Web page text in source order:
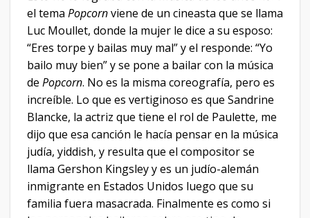
el tema Popcornviene de un cineasta que se llama
Luc Moullet, donde la mujer le dice a su esposo:
“Eres torpe y bailas muy mal” y el responde: “Yo
bailo muy bien” y se pone a bailar con la música
de Popcorn. No es la misma coreografía, pero es
increíble. Lo que es vertiginoso es que Sandrine
Blancke, la actriz que tiene el rol de Paulette, me
dijo que esa canción le hacía pensar en la música
judía, yiddish, y resulta que el compositor se
llama Gershon Kingsley y es un judío-alemán
inmigrante en Estados Unidos luego que su
familia fuera masacrada. Finalmente es como si